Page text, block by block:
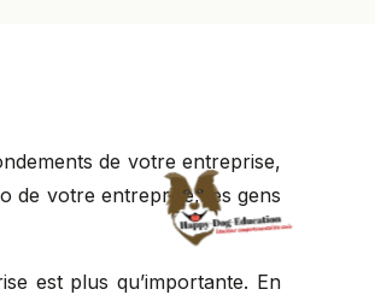
de votre entreprise,
de votre entreprise, les gens
est plus qu’importante. En